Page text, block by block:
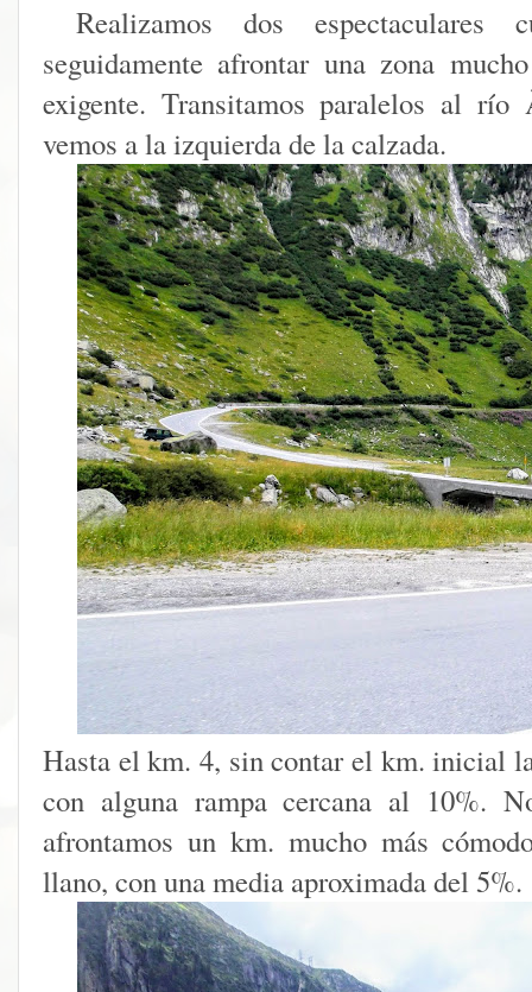
Realizamos dos espectaculares
seguidamente afrontar una zona
exigente. Transitamos paralelos al
vemos a la izquierda de la calzada.
Hasta el km. 4, sin contar el km. inicial
con alguna rampa cercana al 10%.
afrontamos un km. mucho más
llano, con una media aproximada del 5%.